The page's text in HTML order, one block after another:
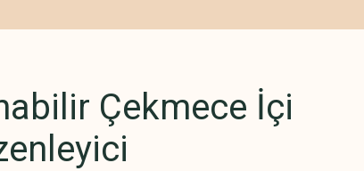
Çekmece İçi